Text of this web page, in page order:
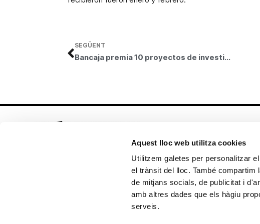
Aquest lloc web utilitza cookies
Utilitzem galetes per personalitzar
el trànsit del lloc. També
de mitjans socials, de publicitat i
amb altres dades que els hàgiu
serveis.
SEGÜENT
Bancaja premia 10 proyectos de investigación científica y desarrollo tecnológico de la Universidad Miguel Hernández
Colecció